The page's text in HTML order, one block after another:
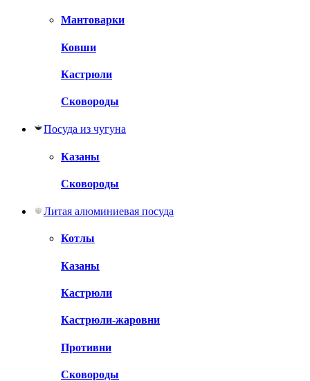
Мантоварки
Ковши
Кастрюли
Сковороды
Посуда из чугуна
Казаны
Сковороды
Литая алюминиевая посуда
Котлы
Казаны
Кастрюли
Кастрюли-жаровни
Противни
Сковороды